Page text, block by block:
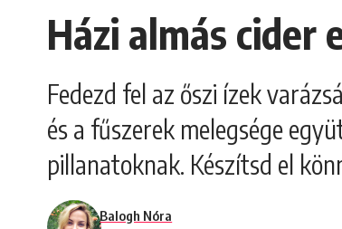
Házi almás cider
Fedezd fel az őszi ízek
és a fűszerek melegsége
pillanatoknak. Készítsd el
Balogh Nóra